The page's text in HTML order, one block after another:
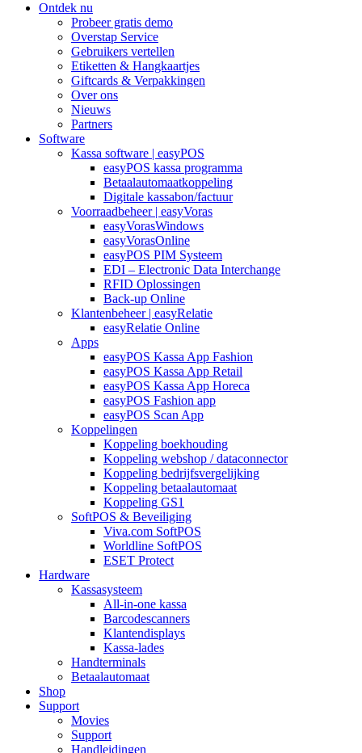
Ontdek nu
Probeer gratis demo
Overstap Service
Gebruikers vertellen
Etiketten & Hangkaartjes
Giftcards & Verpakkingen
Over ons
Nieuws
Partners
Software
Kassa software | easyPOS
easyPOS kassa programma
Betaalautomaatkoppeling
Digitale kassabon/factuur
Voorraadbeheer | easyVoras
easyVorasWindows
easyVorasOnline
easyPOS PIM Systeem
EDI – Electronic Data Interchange
RFID Oplossingen
Back-up Online
Klantenbeheer | easyRelatie
easyRelatie Online
Apps
easyPOS Kassa App Fashion
easyPOS Kassa App Retail
easyPOS Kassa App Horeca
easyPOS Fashion app
easyPOS Scan App
Koppelingen
Koppeling boekhouding
Koppeling webshop / dataconnector
Koppeling bedrijfsvergelijking
Koppeling betaalautomaat
Koppeling GS1
SoftPOS & Beveiliging
Viva.com SoftPOS
Worldline SoftPOS
ESET Protect
Hardware
Kassasysteem
All-in-one kassa
Barcodescanners
Klantendisplays
Kassa-lades
Handterminals
Betaalautomaat
Shop
Support
Movies
Support
Handleidingen